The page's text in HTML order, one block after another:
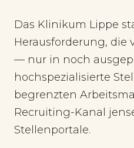
Das Klinikum Lippe
Herausforderung, die
— nur in noch
hochspezialisierte
begrenzten
Recruiting-Kanal
Stellenportale.